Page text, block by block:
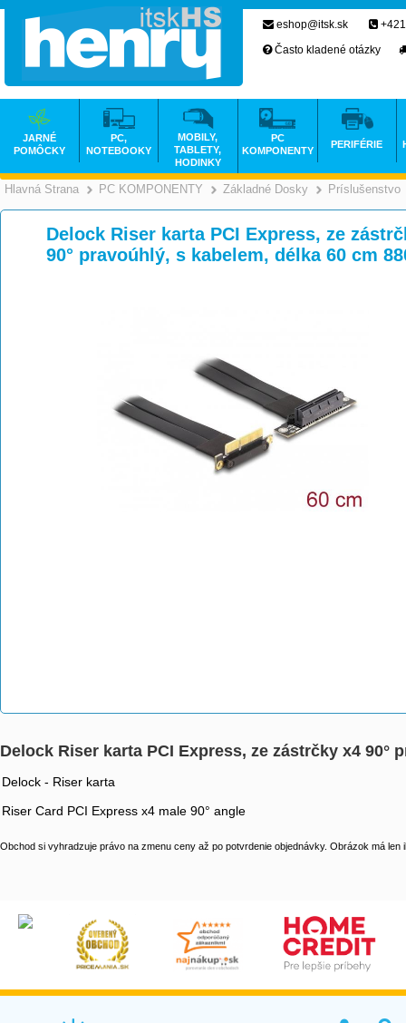
Hlavná Strana >
PC KOMPONENTY >
Základné Dosky Príslušenstvo
Delock Riser karta PCI Express, ze
90° pravoúhlý, s kabelem, délka 60 cm
Delock Riser karta PCI Express, ze zástrčky x4 90°
Delock - Riser karta
Riser Card PCI Express x4 male 90° angle
Obchod si vyhradzuje právo na zmenu ceny až po potvrdenie objednávky. Obrázok má len
eshop@itsk.sk
Často kladené otázky
JARNÉ
POMÔCKY
PC,
NOTEBOOKY
MOBILY,
TABLETY,
HODINKY
PC
KOMPONENTY
PERIFÉRIE